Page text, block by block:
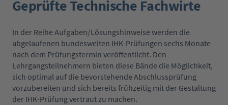
Geprüfte Technische Fachwirte
In der Reihe Aufgaben/Lösungshinweise werden die
abgelaufenen bundesweiten IHK-Prüfungen sechs Monate
nach dem Prüfungstermin veröffentlicht. Den
Lehrgangsteilnehmern bieten diese Bände die Möglichkeit,
sich optimal auf die bevorstehende Abschlussprüfung
vorzubereiten und sich bereits frühzeitig mit der Gestaltung
der IHK-Prüfung vertraut zu machen.